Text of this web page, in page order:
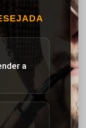
a